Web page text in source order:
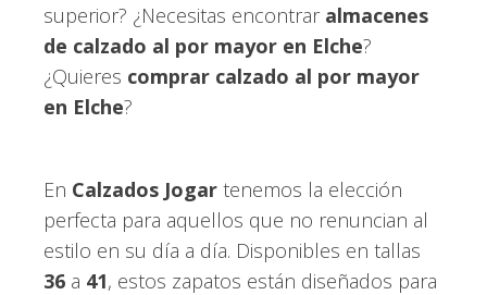
superior? ¿Necesitas encontrar almacenes
de calzado al por mayor en Elche?
¿Quieres comprar calzado al por mayor
en Elche?
En Calzados Jogar tenemos la elección
perfecta para aquellos que no renuncian al
estilo en su día a día. Disponibles en tallas
36 a 41, estos zapatos están diseñados para